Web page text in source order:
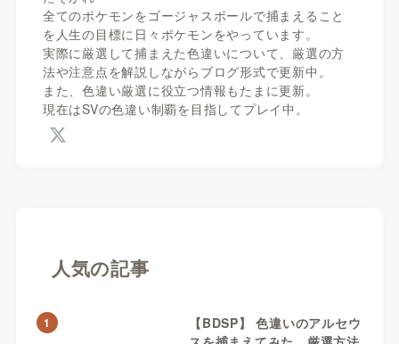
全てのポケモンをゴージャスボールで捕まえること
を人生の目標に日々ポケモンをやっています。
実際に厳選して捕まえた色違いについて、厳選の方
法や注意点を解説しながらブログ形式で更新中。
また、色違い厳選に役立つ情報もたまに更新。
現在はSVの色違い制覇を目指してプレイ中。
人気の記事
1
【BDSP】 色違いのアルセウ